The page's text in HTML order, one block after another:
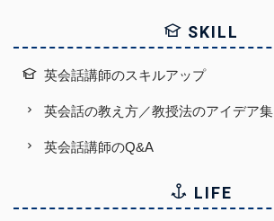
SKILL
英会話講師のスキルアップ
英会話の教え方／教授法のアイデア集
英会話講師のQ&A
LIFE